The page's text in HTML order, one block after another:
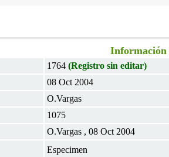
Información
1764 (Registro sin editar)
08 Oct 2004
O.Vargas
1075
O.Vargas , 08 Oct 2004
Especimen